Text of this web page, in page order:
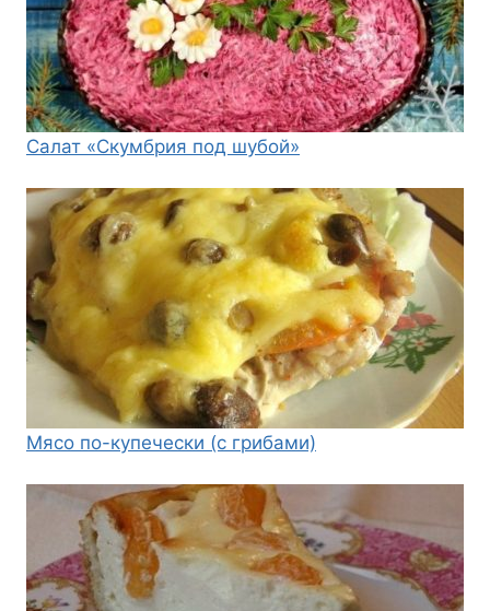
Салат «Скумбрия под шубой»
Мясо по-купечески (с грибами)